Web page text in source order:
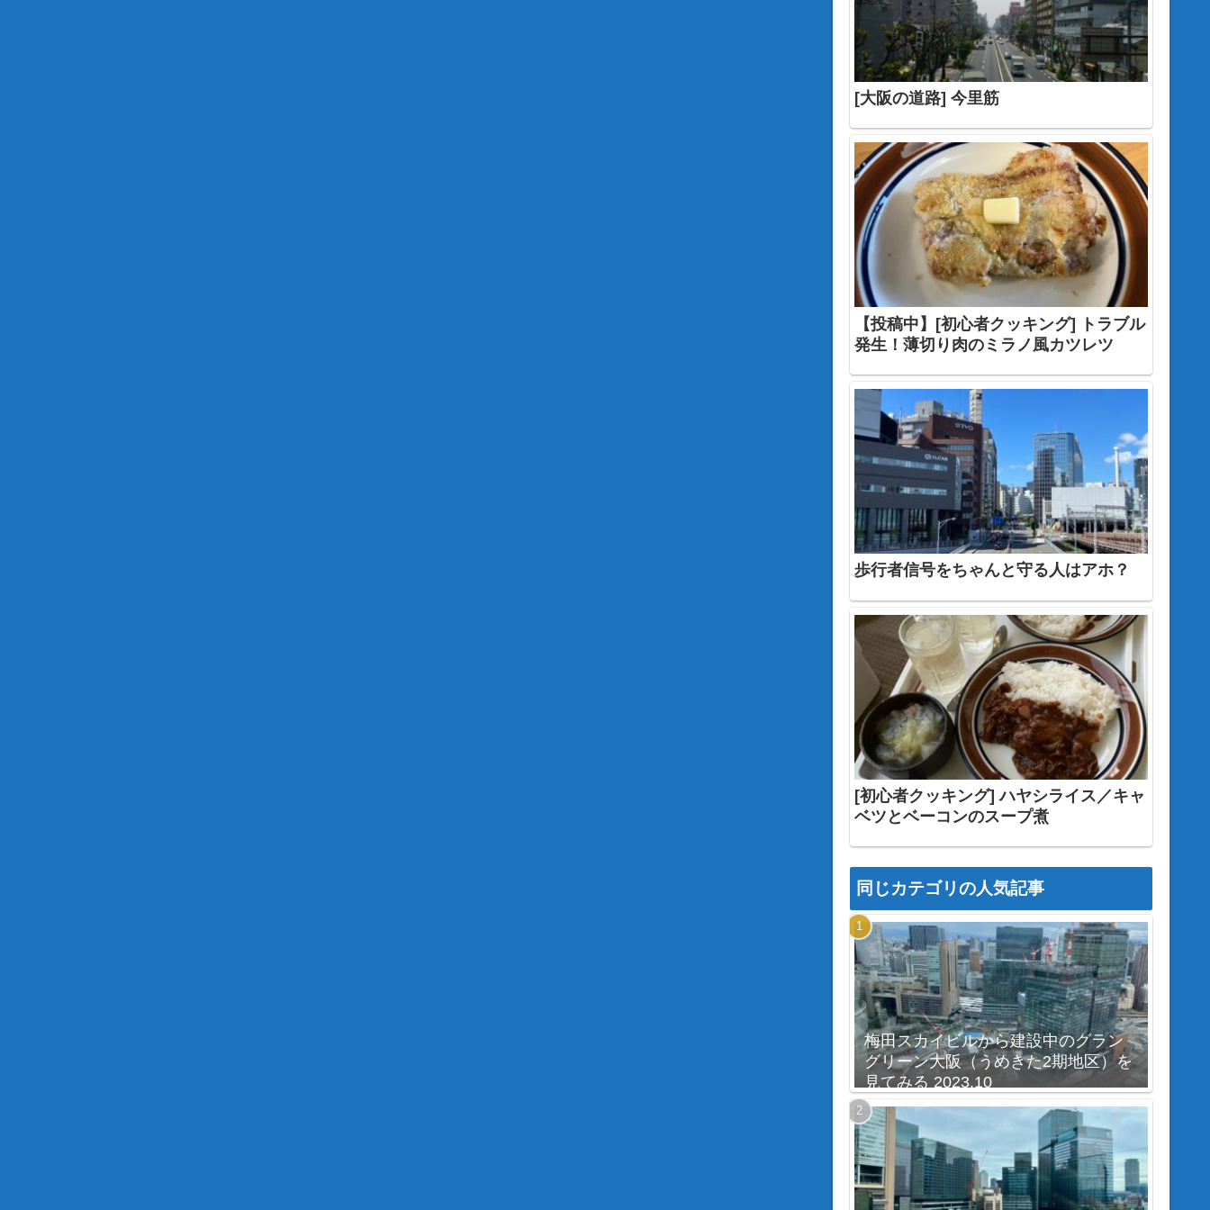
[大阪の道路] 今里筋
【投稿中】[初心者クッキング] トラブル
発生！薄切り肉のミラノ風カツレツ
歩行者信号をちゃんと守る人はアホ？
[初心者クッキング] ハヤシライス／キャ
ベツとベーコンのスープ煮
同じカテゴリの人気記事
梅田スカイビルから建設中のグラン
グリーン大阪（うめきた2期地区）を
見てみる 2023.10